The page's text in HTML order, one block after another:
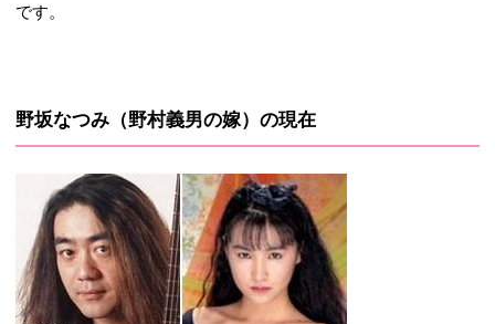
です。
野坂なつみ（野村義男の嫁）の現在